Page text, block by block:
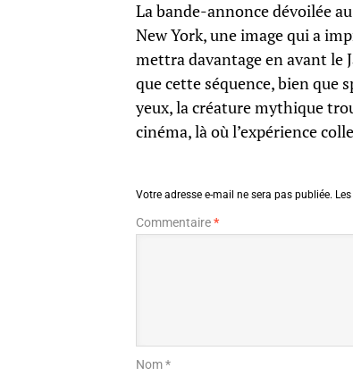
La bande-annonce dévoilée
New York, une image qui a
mettra davantage en avant le
que cette séquence, bien que
yeux, la créature mythique
cinéma, là où l’expérience
Votre adresse e-mail ne sera pas publiée.
Commentaire*
Nom *